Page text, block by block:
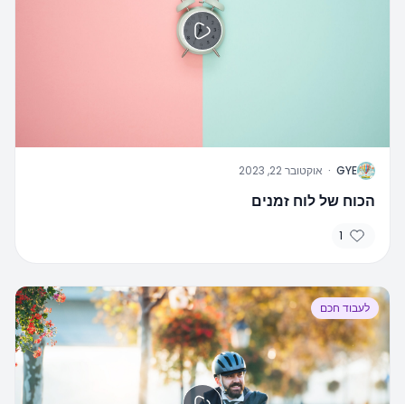
G
GYE
· אוקטובר 22, 2023
הכוח של לוח זמנים
1
לעבוד חכם